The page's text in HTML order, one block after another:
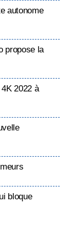
autonome
propose la
2022 à
bloque